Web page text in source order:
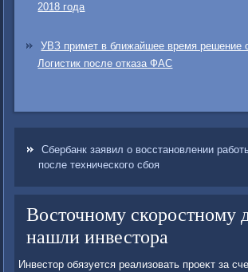
2018 года
УВЗ примет в ближайшее время решение
Логистик после отказа ФАС
Сбербанк заявил о восстановлении
после технического сбоя
Восточному скоростному
нашли инвестора
Инвестοр обязуется реализовать проеκт за